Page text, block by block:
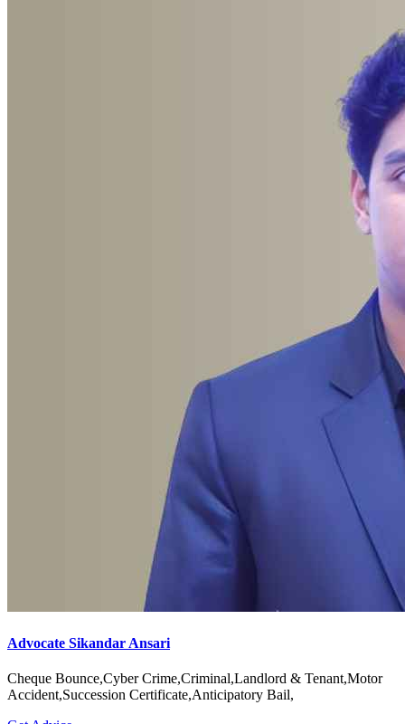
Advocate Sikandar Ansari
Cheque Bounce,Cyber Crime,Criminal,Landlord & Tenant,Motor
Accident,Succession Certificate,Anticipatory Bail,